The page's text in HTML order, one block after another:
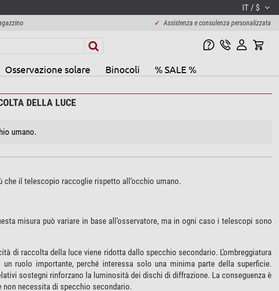
IT / $
✓ Assistenza e consulenza personalizzata
Osservazione solare Binocoli % SALE %
DELLA LUCE
umano.
il telescopio raccoglie rispetto all’occhio umano.
misura può variare in base all’osservatore, ma in ogni caso i telescopi sono
di raccolta della luce viene ridotta dallo specchio secondario. L’ombreggiatura
ruolo importante, perché interessa solo una minima parte della superficie.
sostegni rinforzano la luminosità dei dischi di diffrazione. La conseguenza è
necessita di specchio secondario.